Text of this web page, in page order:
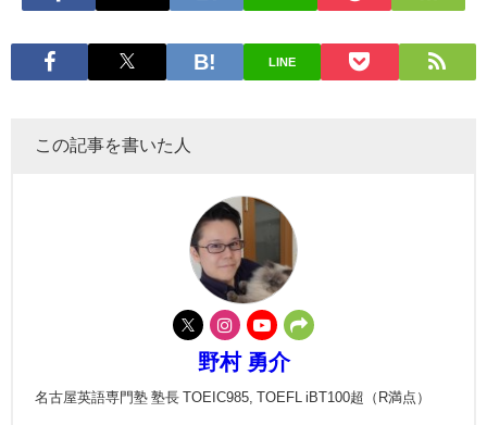
LINE
この記事を書いた人
野村 勇介
名古屋英語専門塾 塾長 TOEIC985, TOEFL iBT100超（R満点）